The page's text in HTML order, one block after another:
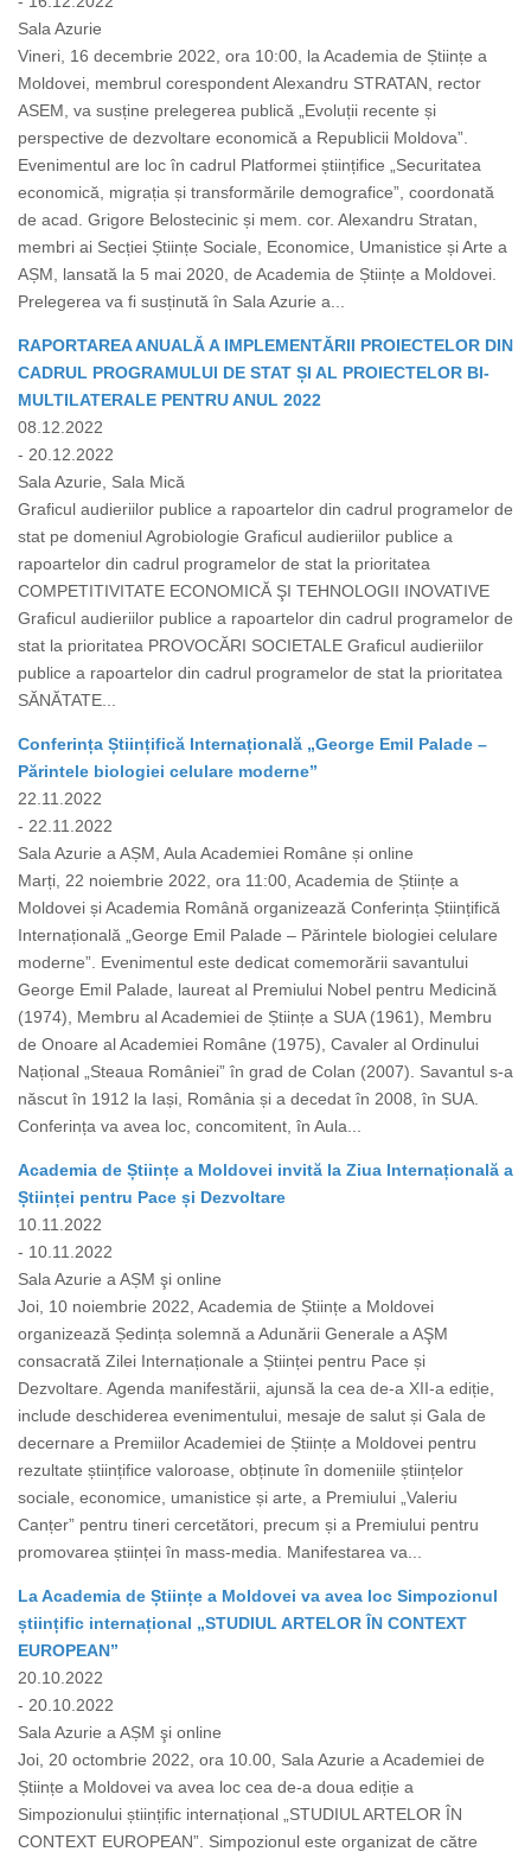
Sala Azurie
Vineri, 16 decembrie 2022, ora 10:00, la Academia de Științe a
Moldovei, membrul corespondent Alexandru STRATAN, rector
ASEM, va susține prelegerea publică „Evoluții recente și
perspective de dezvoltare economică a Republicii Moldova”.
Evenimentul are loc în cadrul Platformei științifice „Securitatea
economică, migrația și transformările demografice”, coordonată
de acad. Grigore Belostecinic și mem. cor. Alexandru Stratan,
membri ai Secției Științe Sociale, Economice, Umanistice și Arte a
AȘM, lansată la 5 mai 2020, de Academia de Științe a Moldovei.
Prelegerea va fi susținută în Sala Azurie a...
RAPORTAREA ANUALĂ A IMPLEMENTĂRII PROIECTELOR DIN
CADRUL PROGRAMULUI DE STAT ȘI AL PROIECTELOR BI-
MULTILATERALE PENTRU ANUL 2022
08.12.2022
- 20.12.2022
Sala Azurie, Sala Mică
Graficul audieriilor publice a rapoartelor din cadrul programelor de
stat pe domeniul Agrobiologie Graficul audieriilor publice a
rapoartelor din cadrul programelor de stat la prioritatea
COMPETITIVITATE ECONOMICĂ ŞI TEHNOLOGII INOVATIVE
Graficul audieriilor publice a rapoartelor din cadrul programelor de
stat la prioritatea PROVOCĂRI SOCIETALE Graficul audieriilor
publice a rapoartelor din cadrul programelor de stat la prioritatea
SĂNĂTATE...
Conferința Științifică Internațională „George Emil Palade –
Părintele biologiei celulare moderne”
22.11.2022
- 22.11.2022
Sala Azurie a AȘM, Aula Academiei Române și online
Marți, 22 noiembrie 2022, ora 11:00, Academia de Științe a
Moldovei și Academia Română organizează Conferința Științifică
Internațională „George Emil Palade – Părintele biologiei celulare
moderne”. Evenimentul este dedicat comemorării savantului
George Emil Palade, laureat al Premiului Nobel pentru Medicină
(1974), Membru al Academiei de Științe a SUA (1961), Membru
de Onoare al Academiei Române (1975), Cavaler al Ordinului
Național „Steaua României” în grad de Colan (2007). Savantul s-a
născut în 1912 la Iași, România și a decedat în 2008, în SUA.
Conferința va avea loc, concomitent, în Aula...
Academia de Științe a Moldovei invită la Ziua Internațională a
Științei pentru Pace și Dezvoltare
10.11.2022
- 10.11.2022
Sala Azurie a AȘM şi online
Joi, 10 noiembrie 2022, Academia de Științe a Moldovei
organizează Ședința solemnă a Adunării Generale a AŞM
consacrată Zilei Internaționale a Științei pentru Pace și
Dezvoltare. Agenda manifestării, ajunsă la cea de-a XII-a ediție,
include deschiderea evenimentului, mesaje de salut și Gala de
decernare a Premiilor Academiei de Științe a Moldovei pentru
rezultate științifice valoroase, obținute în domeniile științelor
sociale, economice, umanistice și arte, a Premiului „Valeriu
Canțer” pentru tineri cercetători, precum și a Premiului pentru
promovarea științei în mass-media. Manifestarea va...
La Academia de Științe a Moldovei va avea loc Simpozionul
științific internațional „STUDIUL ARTELOR ÎN CONTEXT
EUROPEAN”
20.10.2022
- 20.10.2022
Sala Azurie a AȘM şi online
Joi, 20 octombrie 2022, ora 10.00, Sala Azurie a Academiei de
Științe a Moldovei va avea loc cea de-a doua ediție a
Simpozionului științific internațional „STUDIUL ARTELOR ÎN
CONTEXT EUROPEAN”. Simpozionul este organizat de către